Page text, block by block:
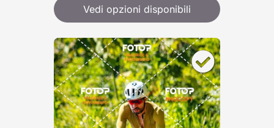
Vedi opzioni disponibili